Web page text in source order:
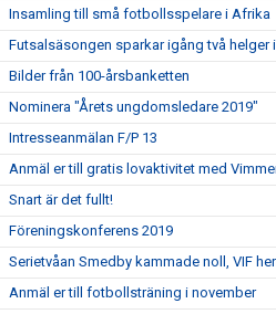
Insamling till små fotbollsspelare i Afrika
Futsalsäsongen sparkar igång två helger
Bilder från 100-årsbanketten
Nominera "Årets ungdomsledare 2019"
Intresseanmälan F/P 13
Anmäl er till gratis lovaktivitet med
Snart är det fullt!
Föreningskonferens 2019
Serietvåan Smedby kammade noll, VIF
Anmäl er till fotbollsträning i november